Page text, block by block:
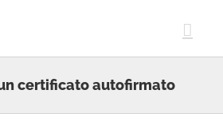
certificato autofirmato